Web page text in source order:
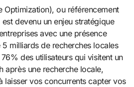
devenu un enjeu stratégique
avec une présence
milliards de recherches locales
des utilisateurs qui visitent un
après une recherche locale,
laisser vos concurrents capter vos